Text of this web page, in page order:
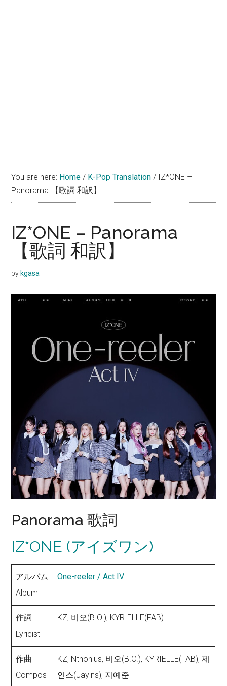
You are here: Home / K-Pop Translation / IZ*ONE –
Panorama 【歌詞 和訳】
IZ*ONE – Panorama
【歌詞 和訳】
by kgasa
Panorama 歌詞
IZ*ONE (アイズワン)
アルバム
Album
One-reeler / Act IV
作詞
Lyricist
KZ, 비오(B.O.), KYRIELLE(FAB)
作曲
Compos
KZ, Nthonius, 비오(B.O.), KYRIELLE(FAB), 제
인스(Jayins), 지예준